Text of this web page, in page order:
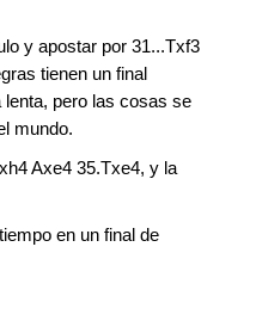
y apostar por 31...Txf3
tienen un final
lenta, pero las cosas se
mundo.
Axe4 35.Txe4, y la
en un final de